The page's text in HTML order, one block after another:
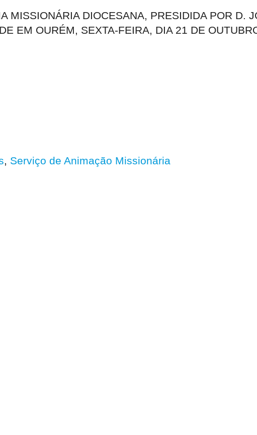
MISSIONÁRIA DIOCESANA, PRESIDIDA POR D.
EM OURÉM, SEXTA-FEIRA, DIA 21 DE
, Serviço de Animação Missionária